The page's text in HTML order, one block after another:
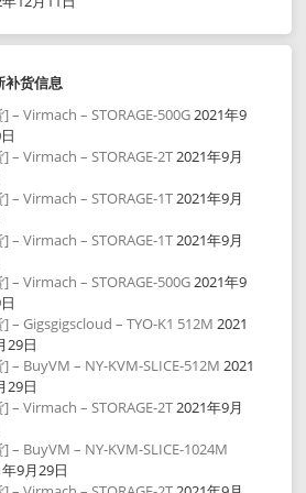
补货信息
– Virmach – STORAGE-500G2021年9
– Virmach – STORAGE-2T2021年9月
– Virmach – STORAGE-1T2021年9月
– Virmach – STORAGE-1T2021年9月
– Virmach – STORAGE-500G2021年9
] – Gigsgigscloud – TYO-K1 512M 2021
29日
] – BuyVM – NY-KVM-SLICE-512M 2021
29日
– Virmach – STORAGE-2T2021年9月
] – BuyVM – NY-KVM-SLICE-1024M
9月29日